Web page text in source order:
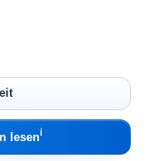
lesenℹ︎